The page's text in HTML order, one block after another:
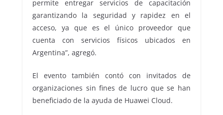
permite entregar servicios de capacitación
garantizando la seguridad y rapidez en el
acceso, ya que es el único proveedor que
cuenta con servicios físicos ubicados en
Argentina”, agregó.
El evento también contó con invitados de
organizaciones sin fines de lucro que se han
beneficiado de la ayuda de Huawei Cloud.